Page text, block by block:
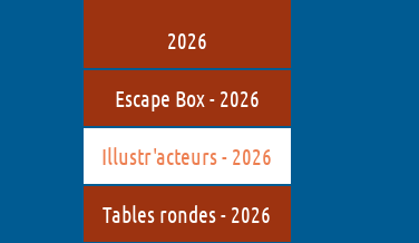
2026
Escape Box - 2026
Illustr'acteurs - 2026
Tables rondes - 2026